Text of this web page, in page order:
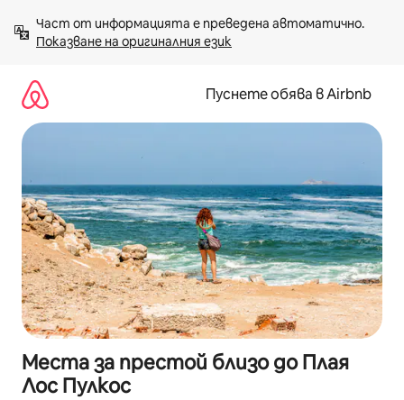
към
съдържанието
Показване на оригиналния език
Пуснете обява в Airbnb
Места за престой близо до Плая
Лос Пулкос